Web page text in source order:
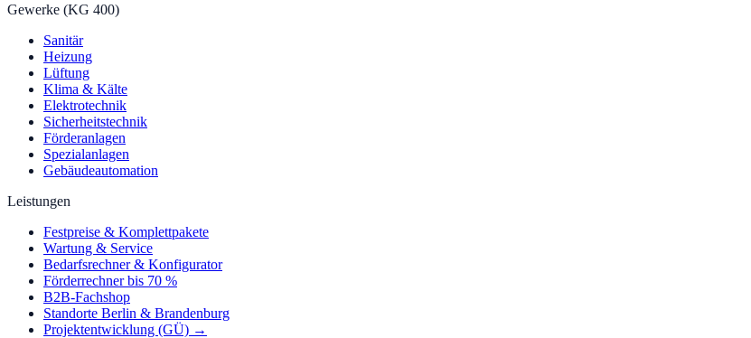
Gewerke (KG 400)
Sanitär
Heizung
Lüftung
Klima & Kälte
Elektrotechnik
Sicherheitstechnik
Förderanlagen
Spezialanlagen
Gebäudeautomation
Leistungen
Festpreise & Komplettpakete
Wartung & Service
Bedarfsrechner & Konfigurator
Förderrechner bis 70 %
B2B-Fachshop
Standorte Berlin & Brandenburg
Projektentwicklung (GÜ) →